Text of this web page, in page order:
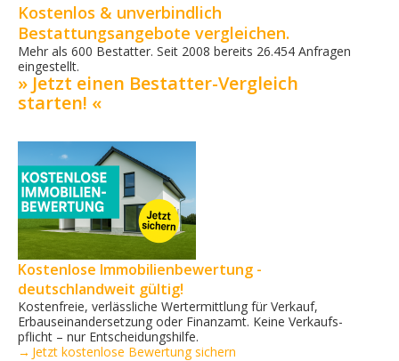
Kostenlos & unverbindlich
Bestattungsangebote vergleichen.
Mehr als 600 Bestatter. Seit 2008 bereits 26.454 Anfragen
eingestellt.
» Jetzt einen Bestatter-Vergleich
starten! «
Kostenlose Immobilienbewertung -
deutschlandweit gültig!
Kostenfreie, verlässliche Wertermittlung für Verkauf,
Erbauseinandersetzung oder Finanzamt. Keine Verkaufs­
pflicht – nur Entscheidungshilfe.
→ Jetzt kostenlose Bewertung sichern